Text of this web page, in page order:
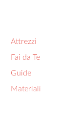
Attrezzi
Fai da Te
Guide
Materiali